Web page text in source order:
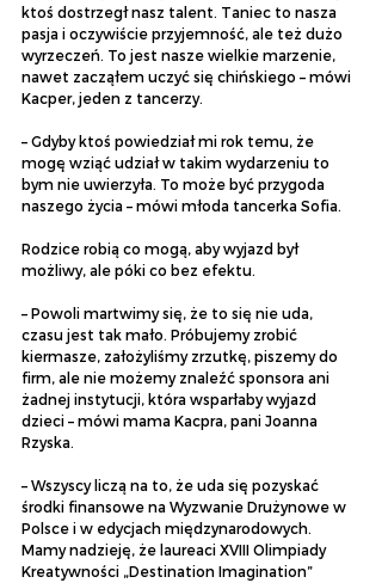
ktoś dostrzegł nasz talent. Taniec to nasza
pasja i oczywiście przyjemność, ale też dużo
wyrzeczeń. To jest nasze wielkie marzenie,
nawet zacząłem uczyć się chińskiego – mówi
Kacper, jeden z tancerzy.
– Gdyby ktoś powiedział mi rok temu, że
mogę wziąć udział w takim wydarzeniu to
bym nie uwierzyła. To może być przygoda
naszego życia – mówi młoda tancerka Sofia.
Rodzice robią co mogą, aby wyjazd był
możliwy, ale póki co bez efektu.
– Powoli martwimy się, że to się nie uda,
czasu jest tak mało. Próbujemy zrobić
kiermasze, założyliśmy zrzutkę, piszemy do
firm, ale nie możemy znaleźć sponsora ani
żadnej instytucji, która wsparłaby wyjazd
dzieci – mówi mama Kacpra, pani Joanna
Rzyska.
– Wszyscy liczą na to, że uda się pozyskać
środki finansowe na Wyzwanie Drużynowe w
Polsce i w edycjach międzynarodowych.
Mamy nadzieję, że laureaci XVIII Olimpiady
Kreatywności „Destination Imagination”